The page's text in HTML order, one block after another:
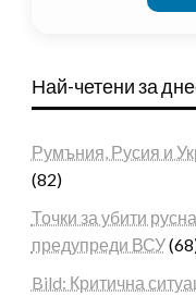
Най-четени за
Румъния, Русия и
(82)
Точки за убити
предупреди ВСУ
Bild: Критична